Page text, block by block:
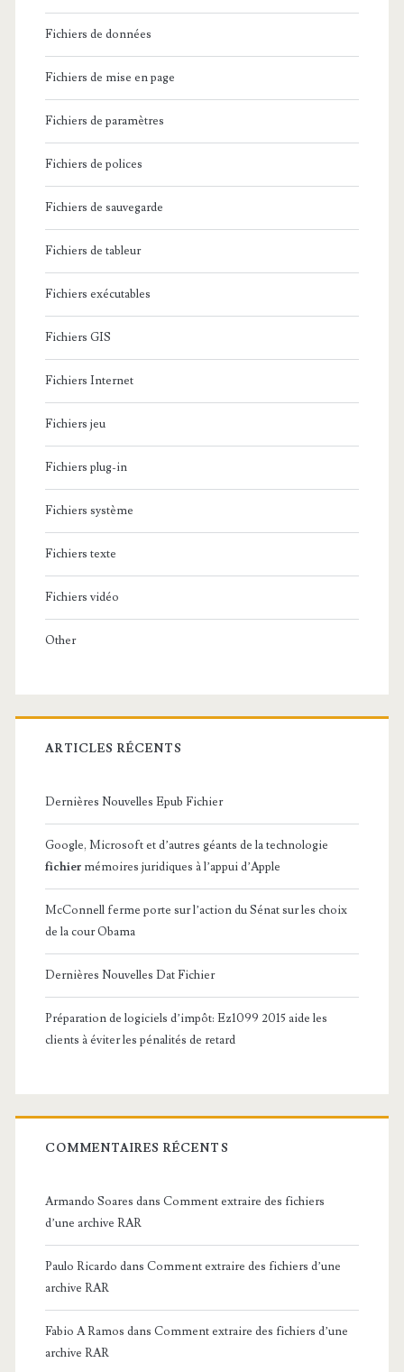
Fichiers de données
Fichiers de mise en page
Fichiers de paramètres
Fichiers de polices
Fichiers de sauvegarde
Fichiers de tableur
Fichiers exécutables
Fichiers GIS
Fichiers Internet
Fichiers jeu
Fichiers plug-in
Fichiers système
Fichiers texte
Fichiers vidéo
Other
ARTICLES RÉCENTS
Dernières Nouvelles Epub Fichier
Google, Microsoft et d’autres géants de la technologie
fichier mémoires juridiques à l’appui d’Apple
McConnell ferme porte sur l’action du Sénat sur les choix
de la cour Obama
Dernières Nouvelles Dat Fichier
Préparation de logiciels d’impôt: Ez1099 2015 aide les
clients à éviter les pénalités de retard
COMMENTAIRES RÉCENTS
Armando Soares dans Comment extraire des fichiers
d’une archive RAR
Paulo Ricardo dans Comment extraire des fichiers d’une
archive RAR
Fabio A Ramos dans Comment extraire des fichiers d’une
archive RAR